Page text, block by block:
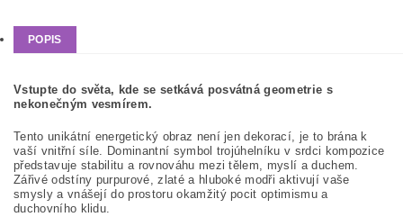
POPIS
Vstupte do světa, kde se setkává posvátná geometrie s
nekonečným vesmírem.
Tento unikátní energetický obraz není jen dekorací, je to brána k
vaší vnitřní síle. Dominantní symbol trojúhelníku v srdci kompozice
představuje stabilitu a rovnováhu mezi tělem, myslí a duchem.
Zářivé odstíny purpurové, zlaté a hluboké modři aktivují vaše
smysly a vnášejí do prostoru okamžitý pocit optimismu a
duchovního klidu.